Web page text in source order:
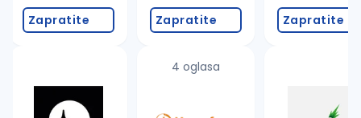
promenite odabrane filtere pretrage
Zapratite Zapratite
4 oglasa
Zapratite